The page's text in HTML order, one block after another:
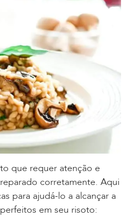
que requer atenção e
corretamente. Aqui
para ajudá-lo a alcançar a
em seu risoto: